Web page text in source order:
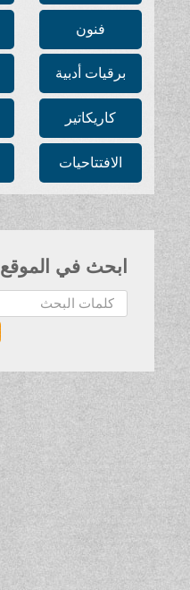
فنون
برقيات أدبية
كاريكاتير
الافتتاحيات
ابحث في الموقع
البحث...